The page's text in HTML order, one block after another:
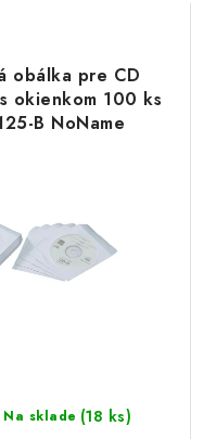
obálka pre CD
okienkom 100 ks
B NoName
Na sklade (18 ks)